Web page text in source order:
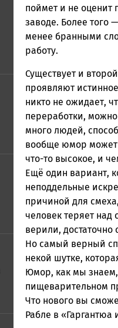
поймет и не
заводе. Более того
менее бранными
работу.
Существует и
проявляют
никто не ожидает,
переработки,
много людей,
вообще юмор может
что-то высокое, и
Ещё один вариант,
неподдельные
причиной для
человек теряет над
верили, достаточно
Но самый верный
некой шутке,
Юмор, как мы
пищеварительном
Что нового вы
Рабле в «Гаргантюа